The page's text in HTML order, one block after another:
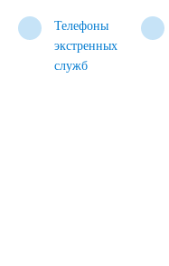
Телефоны
экстренных
служб